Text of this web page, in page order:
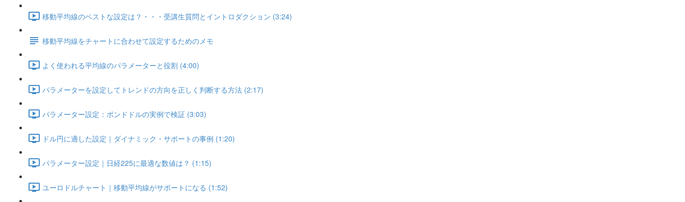
移動平均線のベストな設定は？・・・受講生質問とイントロダクション (3:24)
移動平均線をチャートに合わせて設定するためのメモ
よく使われる平均線のパラメーターと役割 (4:00)
パラメーターを設定してトレンドの方向を正しく判断する方法 (2:17)
パラメーター設定：ポンドドルの実例で検証 (3:03)
ドル円に適した設定｜ダイナミック・サポートの事例 (1:20)
パラメーター設定｜日経225に最適な数値は？ (1:15)
ユーロドルチャート｜移動平均線がサポートになる (1:52)